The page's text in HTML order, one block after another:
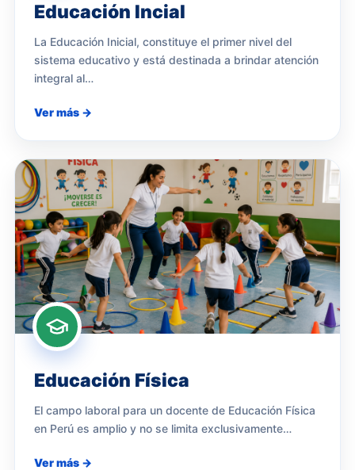
Educación Incial
La Educación Inicial, constituye el primer nivel del
sistema educativo y está destinada a brindar atención
integral al…
Ver más →
Educación Física
El campo laboral para un docente de Educación Física
en Perú es amplio y no se limita exclusivamente…
Ver más →